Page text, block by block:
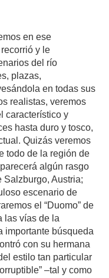
en ese
y le
del río
plazas,
en todas sus
realistas, veremos
característico y
hasta duro y tosco,
Quizás veremos
todo de la región de
algún rasgo
Salzburgo, Austria;
escenario de
el “Duomo” de
las vías de la
importante búsqueda
con su hermana
estilo tan particular
–tal y como